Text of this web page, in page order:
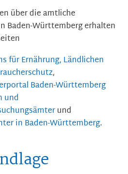
über die amtliche
Baden-Württemberg erhalten
für Ernährung, Ländlichen
,
Baden-Württemberg
und
und
in Baden-Württemberg.